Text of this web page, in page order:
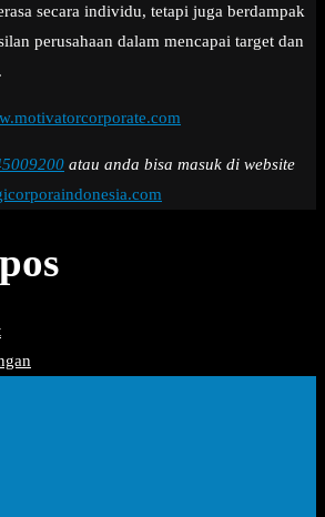
secara individu, tetapi juga berdampak
perusahaan dalam mencapai target dan
atau anda bisa masuk di website